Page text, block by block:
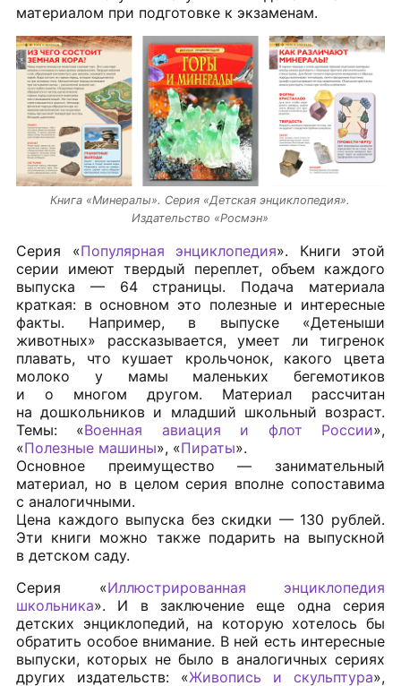
материалом при подготовке к экзаменам.
Книга «Минералы». Серия «Детская энциклопедия».
Издательство «Росмэн»
Серия «Популярная энциклопедия». Книги этой
серии имеют твердый переплет, объем каждого
выпуска — 64 страницы. Подача материала
краткая: в основном это полезные и интересные
факты. Например, в выпуске «Детеныши
животных» рассказывается, умеет ли тигренок
плавать, что кушает крольчонок, какого цвета
молоко у мамы маленьких бегемотиков
и о многом другом. Материал рассчитан
на дошкольников и младший школьный возраст.
Темы: «Военная авиация и флот России»,
«Полезные машины», «Пираты».
Основное преимущество — занимательный
материал, но в целом серия вполне сопоставима
с аналогичными.
Цена каждого выпуска без скидки — 130 рублей.
Эти книги можно также подарить на выпускной
в детском саду.
Серия «Иллюстрированная энциклопедия
школьника». И в заключение еще одна серия
детских энциклопедий, на которую хотелось бы
обратить особое внимание. В ней есть интересные
выпуски, которых не было в аналогичных сериях
других издательств: «Живопись и скульптура»,